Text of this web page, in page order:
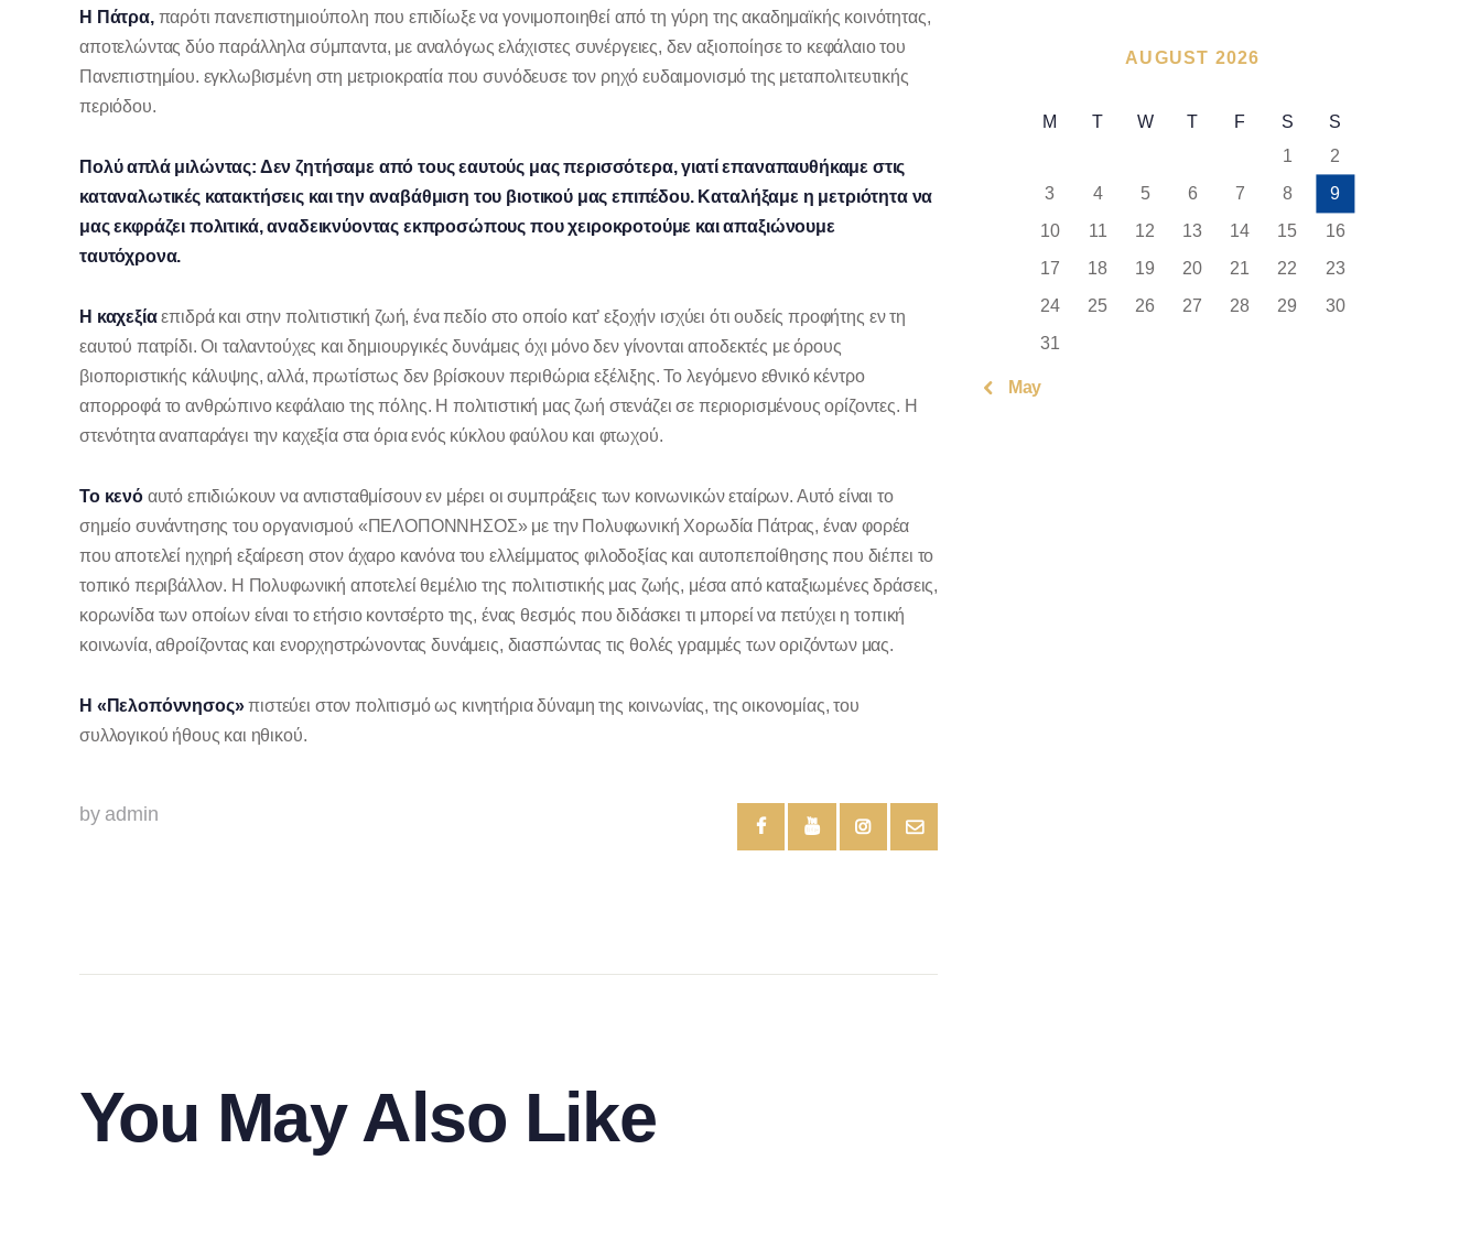
Η Πάτρα,παρότι πανεπιστημιούπολη που επιδίωξε να γονιμοποιηθεί από τη γύρη της ακαδημαϊκής κοινότητας,
αποτελώντας δύο παράλληλα σύμπαντα, με αναλόγως ελάχιστες συνέργειες, δεν αξιοποίησε το κεφάλαιο του
Πανεπιστημίου. εγκλωβισμένη στη μετριοκρατία που συνόδευσε τον ρηχό ευδαιμονισμό της μεταπολιτευτικής
περιόδου.
Πολύ απλά μιλώντας: Δεν ζητήσαμε από τους εαυτούς μας περισσότερα, γιατί επαναπαυθήκαμε στις
καταναλωτικές κατακτήσεις και την αναβάθμιση του βιοτικού μας επιπέδου. Καταλήξαμε η μετριότητα να
μας εκφράζει πολιτικά, αναδεικνύοντας εκπροσώπους που χειροκροτούμε και απαξιώνουμε
ταυτόχρονα.
Η καχεξίαεπιδρά και στην πολιτιστική ζωή, ένα πεδίο στο οποίο κατ’ εξοχήν ισχύει ότι ουδείς προφήτης εν τη
εαυτού πατρίδι. Οι ταλαντούχες και δημιουργικές δυνάμεις όχι μόνο δεν γίνονται αποδεκτές με όρους
βιοποριστικής κάλυψης, αλλά, πρωτίστως δεν βρίσκουν περιθώρια εξέλιξης. Το λεγόμενο εθνικό κέντρο
απορροφά το ανθρώπινο κεφάλαιο της πόλης. Η πολιτιστική μας ζωή στενάζει σε περιορισμένους ορίζοντες. Η
στενότητα αναπαράγει την καχεξία στα όρια ενός κύκλου φαύλου και φτωχού.
Το κενόαυτό επιδιώκουν να αντισταθμίσουν εν μέρει οι συμπράξεις των κοινωνικών εταίρων. Αυτό είναι το
σημείο συνάντησης του οργανισμού «ΠΕΛΟΠΟΝΝΗΣΟΣ» με την Πολυφωνική Χορωδία Πάτρας, έναν φορέα
που αποτελεί ηχηρή εξαίρεση στον άχαρο κανόνα του ελλείμματος φιλοδοξίας και αυτοπεποίθησης που διέπει το
τοπικό περιβάλλον. Η Πολυφωνική αποτελεί θεμέλιο της πολιτιστικής μας ζωής, μέσα από καταξιωμένες δράσεις,
κορωνίδα των οποίων είναι το ετήσιο κοντσέρτο της, ένας θεσμός που διδάσκει τι μπορεί να πετύχει η τοπική
κοινωνία, αθροίζοντας και ενορχηστρώνοντας δυνάμεις, διασπώντας τις θολές γραμμές των οριζόντων μας.
Η «Πελοπόννησος»πιστεύει στον πολιτισμό ως κινητήρια δύναμη της κοινωνίας, της οικονομίας, του
συλλογικού ήθους και ηθικού.
by admin
You May Also Like
AUGUST 2026
M T W T F S
S
1
2
3
4 5 6 7 8
9
10
11 12 13 14 15
16
17
18 19 20 21 22
23
24
25 26 27 28 29
30
31
« May